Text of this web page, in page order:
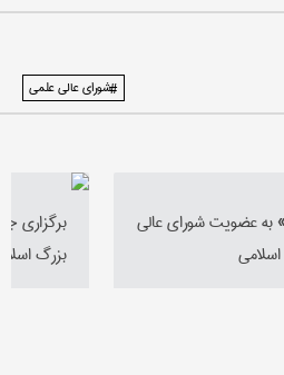
#شورای عالی علمی
به عضویت شورای عالی
برگزاری
بزرگ